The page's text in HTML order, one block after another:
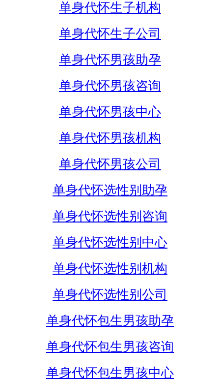
单身代怀生子机构
单身代怀生子公司
单身代怀男孩助孕
单身代怀男孩咨询
单身代怀男孩中心
单身代怀男孩机构
单身代怀男孩公司
单身代怀选性别助孕
单身代怀选性别咨询
单身代怀选性别中心
单身代怀选性别机构
单身代怀选性别公司
单身代怀包生男孩助孕
单身代怀包生男孩咨询
单身代怀包生男孩中心